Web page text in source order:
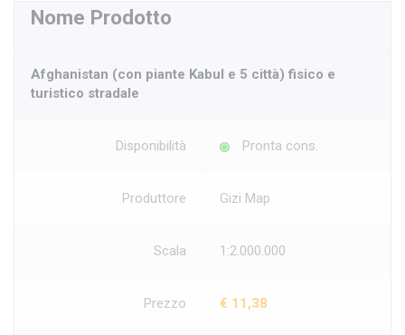
Nome Prodotto
Afghanistan (con piante Kabul e 5 città) fisico e
turistico stradale
Disponibilità Pronta cons.
Produttore Gizi Map
Scala 1:2.000.000
Prezzo € 11,38